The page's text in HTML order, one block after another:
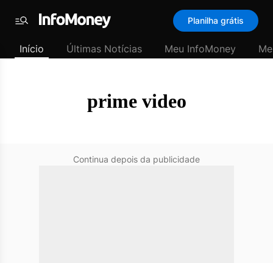
Padrão
Últimas
Menu
Planilha grátis
Início Últimas Notícias Meu InfoMoney
prime video
Continua depois da publicidade